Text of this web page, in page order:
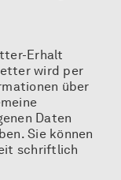
Erhalt
wird per
über
Daten
Sie können
schriftlich